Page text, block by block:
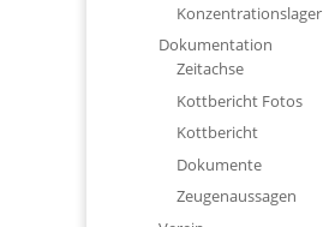
Konzentrationslager
Dokumentation
Zeitachse
Kottbericht Fotos
Kottbericht
Dokumente
Zeugenaussagen